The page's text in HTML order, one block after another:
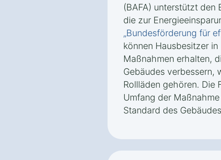
(BAFA) unterstützt den
die zur
„Bundesförderung für
können Hausbesitzer
Maßnahmen erhalten,
Gebäudes verbessern,
Rollläden gehören. Die
Umfang der
Standard des